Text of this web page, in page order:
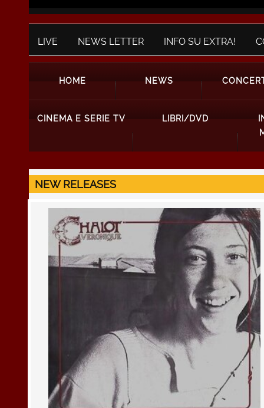
LIVE NEWS LETTER INFO SU EXTRA!
HOME NEWS
CINEMA E SERIE TV LIBRI/DVD
NEW RELEASES